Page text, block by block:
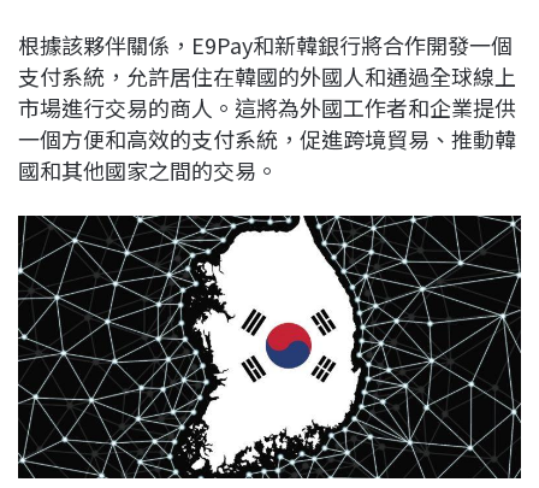
根據該夥伴關係，E9Pay和新韓銀行將合作開發一個
支付系統，允許居住在韓國的外國人和通過全球線上
市場進行交易的商人。這將為外國工作者和企業提供
一個方便和高效的支付系統，促進跨境貿易、推動韓
國和其他國家之間的交易。